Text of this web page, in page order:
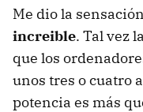
Me dio la
increible. Tal vez
que los
unos tres o cuatro
potencia es más